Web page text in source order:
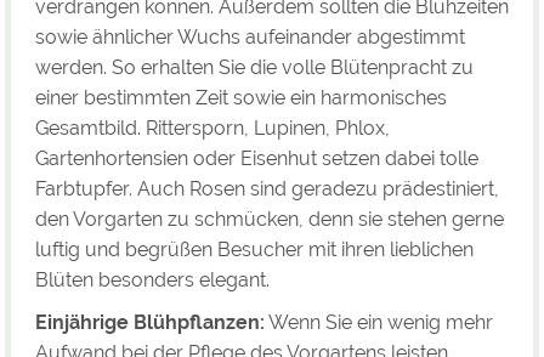
verdrängen können. Außerdem sollten die Blühzeiten
sowie ähnlicher Wuchs aufeinander abgestimmt
werden. So erhalten Sie die volle Blütenpracht zu
einer bestimmten Zeit sowie ein harmonisches
Gesamtbild. Rittersporn, Lupinen, Phlox,
Gartenhortensien oder Eisenhut setzen dabei tolle
Farbtupfer. Auch Rosen sind geradezu prädestiniert,
den Vorgarten zu schmücken, denn sie stehen gerne
luftig und begrüßen Besucher mit ihren lieblichen
Blüten besonders elegant.
Einjährige Blühpflanzen: Wenn Sie ein wenig mehr